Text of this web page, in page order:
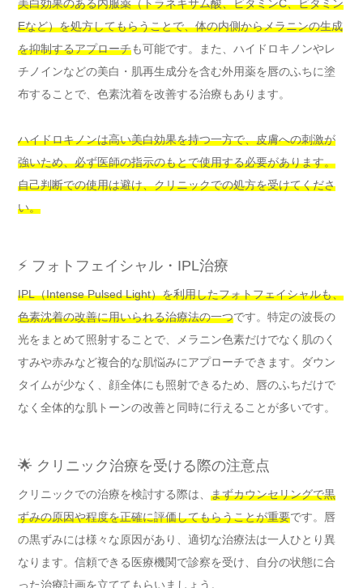
美白効果のある内服薬（トラネキサム酸、ビタミンC、ビタミン
Eなど）を処方してもらうことで、体の内側からメラニンの生成
を抑制するアプローチも可能です。また、ハイドロキノンやレ
チノインなどの美白・肌再生成分を含む外用薬を唇のふちに塗
布することで、色素沈着を改善する治療もあります。
ハイドロキノンは高い美白効果を持つ一方で、皮膚への刺激が
強いため、必ず医師の指示のもとで使用する必要があります。
自己判断での使用は避け、クリニックでの処方を受けてくださ
い。
⚡ フォトフェイシャル・IPL治療
IPL（Intense Pulsed Light）を利用したフォトフェイシャルも、
色素沈着の改善に用いられる治療法の一つです。特定の波長の
光をまとめて照射することで、メラニン色素だけでなく肌のく
すみや赤みなど複合的な肌悩みにアプローチできます。ダウン
タイムが少なく、顔全体にも照射できるため、唇のふちだけで
なく全体的な肌トーンの改善と同時に行えることが多いです。
🌟 クリニック治療を受ける際の注意点
クリニックでの治療を検討する際は、 まずカウンセリングで黒
ずみの原因や程度を正確に評価してもらうことが重要です。唇
の黒ずみには様々な原因があり、適切な治療法は一人ひとり異
なります。信頼できる医療機関で診察を受け、自分の状態に合
った治療計画を立ててもらいましょう。